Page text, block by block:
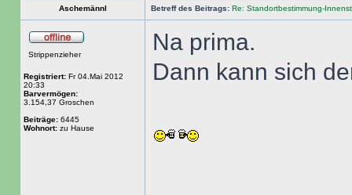
Aschemännl Betreff des Beitrags: Re: Standortbestimmung-
Strippenzieher
Registriert: Fr 04.Mai 2012
20:33
Barvermögen:
3.154,37 Groschen
Beiträge: 6445
Wohnort: zu Hause
Na prima.
Dann kann sich